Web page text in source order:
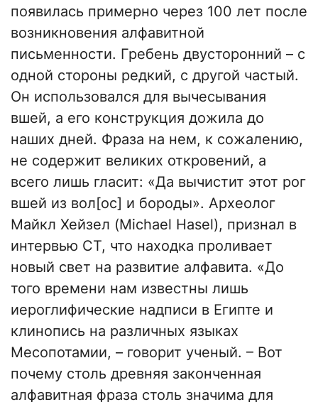
появилась примерно через 100 лет после
возникновения алфавитной
письменности. Гребень двусторонний – с
одной стороны редкий, с другой частый.
Он использовался для вычесывания
вшей, а его конструкция дожила до
наших дней. Фраза на нем, к сожалению,
не содержит великих откровений, а
всего лишь гласит: «Да вычистит этот рог
вшей из вол[ос] и бороды». Археолог
Майкл Хейзел (Michael Hasel), признал в
интервью CT, что находка проливает
новый свет на развитие алфавита. «До
того времени нам известны лишь
иероглифические надписи в Египте и
клинопись на различных языках
Месопотамии, – говорит ученый. – Вот
почему столь древняя законченная
алфавитная фраза столь значима для